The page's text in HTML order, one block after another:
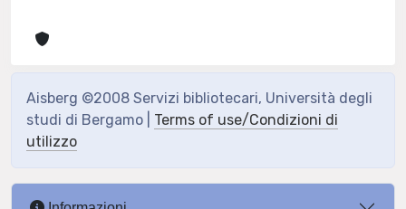
Aisberg ©2008 Servizi bibliotecari, Università degli
studi di Bergamo | Terms of use/Condizioni di
utilizzo